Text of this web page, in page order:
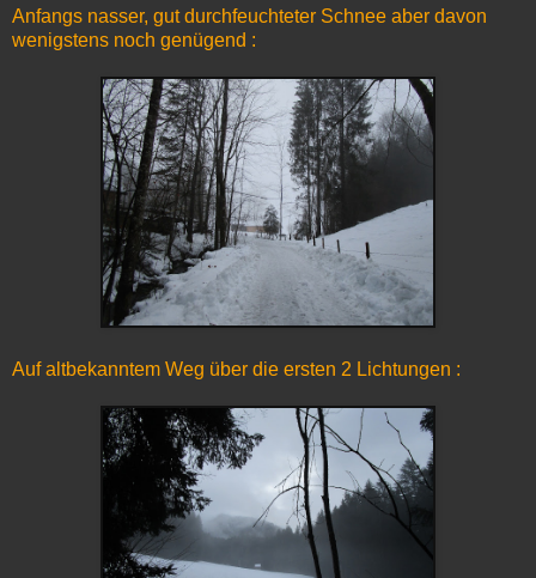
Anfangs nasser, gut durchfeuchteter Schnee aber davon
wenigstens noch genügend :
Auf altbekanntem Weg über die ersten 2 Lichtungen :